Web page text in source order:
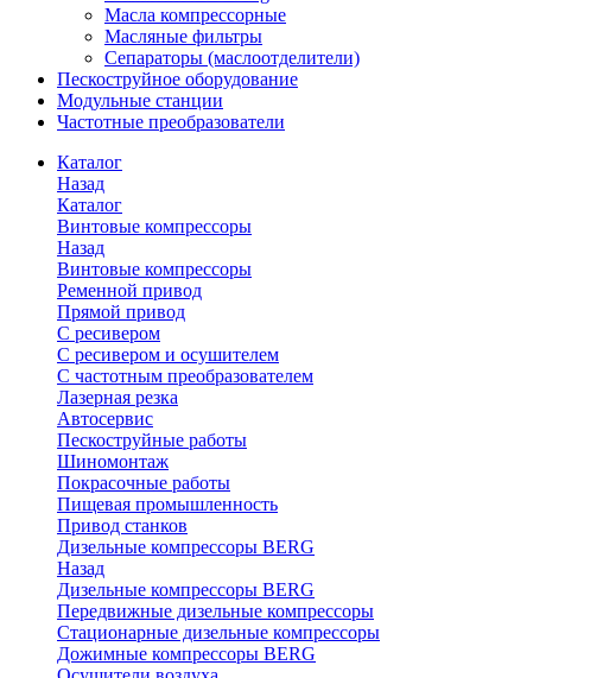
Масла компрессорные
Масляные фильтры
Сепараторы (маслоотделители)
Пескоструйное оборудование
Модульные станции
Частотные преобразователи
Каталог
Назад
Каталог
Винтовые компрессоры
Назад
Винтовые компрессоры
Ременной привод
Прямой привод
С ресивером
С ресивером и осушителем
С частотным преобразователем
Лазерная резка
Автосервис
Пескоструйные работы
Шиномонтаж
Покрасочные работы
Пищевая промышленность
Привод станков
Дизельные компрессоры BERG
Назад
Дизельные компрессоры BERG
Передвижные дизельные компрессоры
Стационарные дизельные компрессоры
Дожимные компрессоры BERG